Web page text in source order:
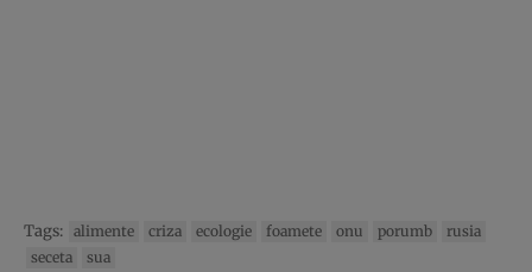
Tags: alimente criza ecologie foamete onu porumb
rusia
seceta
sua